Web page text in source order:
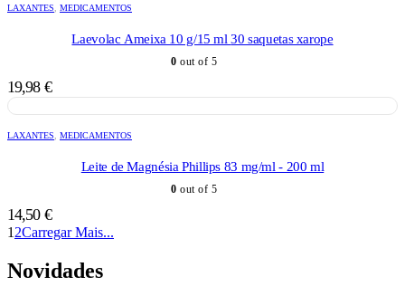
LAXANTES MEDICAMENTOS
Laevolac Ameixa 10 g/15 ml 30 saquetas xarope
0 out of 5
19,98 €
LAXANTES MEDICAMENTOS
Leite de Magnésia Phillips 83 mg/ml - 200 ml
0 out of 5
14,50 €
1 2Carregar Mais...
Novidades